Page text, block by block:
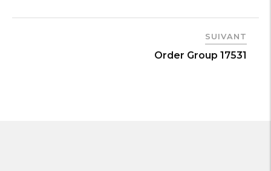
SUIVANT
Order Group 17531